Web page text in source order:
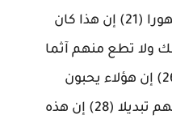
(20) عاليهم ثياب سندس خضر وإستبرق وحلوا أساور من فضة وسقاهم ربهم شرابا طهورا (21) إن هذا كان
عليك القرآن تنزيلا (23) فاصبر لحكم ربك ولا تطع منهم آثما
أو كفورا (24) واذكر اسم ربك بكرة وأصيلا (25) ومن الليل فاسجد له وسبحه ليلا طويلا (26) إن هؤلاء يحبون
العاجلة ويذرون وراءهم يوما ثقيلا (27) نحن خلقناهم وشددنا أسرهم وإذا شئنا بدلنا أمثالهم تبديلا (28) إن هذه